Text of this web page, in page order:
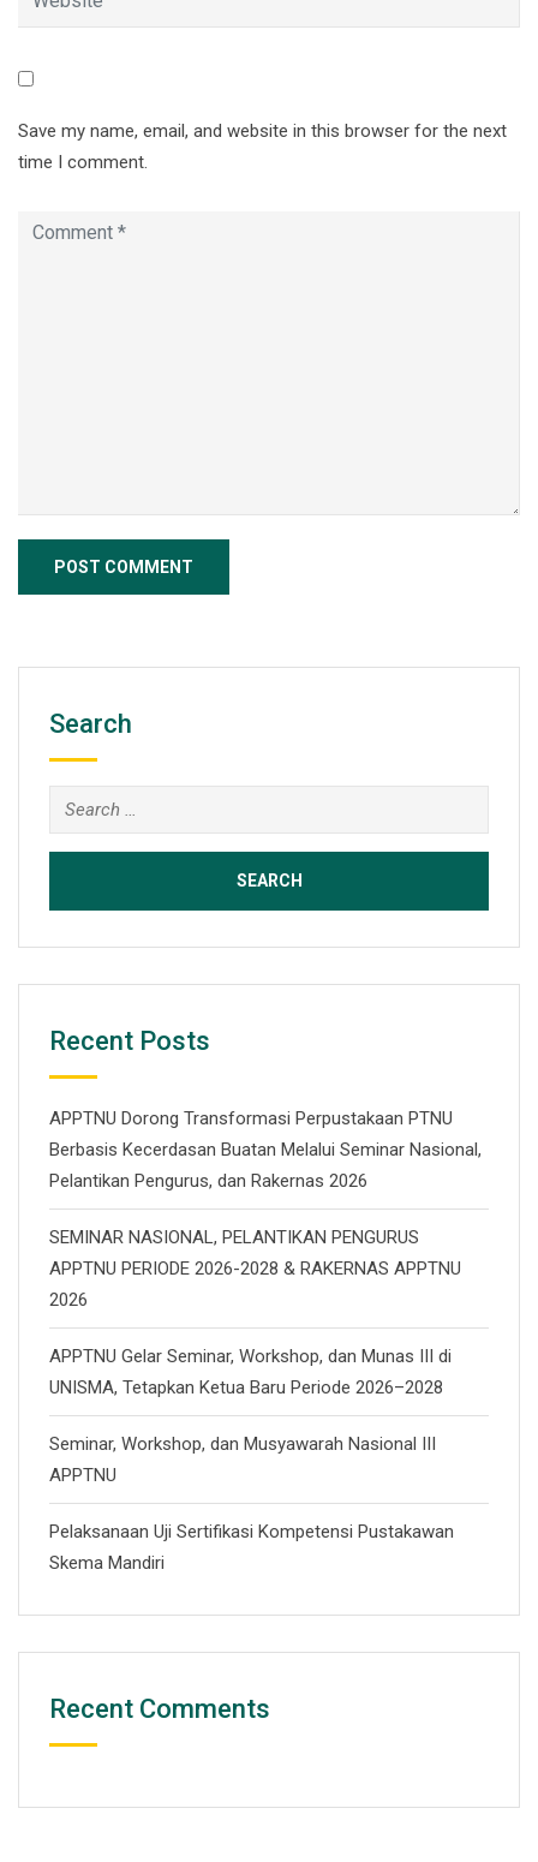
Save my name, email, and website in this browser for the next
time I comment.
Search
Search
for:
Recent Posts
APPTNU Dorong Transformasi Perpustakaan PTNU
Berbasis Kecerdasan Buatan Melalui Seminar Nasional,
Pelantikan Pengurus, dan Rakernas 2026
SEMINAR NASIONAL, PELANTIKAN PENGURUS
APPTNU PERIODE 2026-2028 & RAKERNAS APPTNU
2026
APPTNU Gelar Seminar, Workshop, dan Munas III di
UNISMA, Tetapkan Ketua Baru Periode 2026–2028
Seminar, Workshop, dan Musyawarah Nasional III
APPTNU
Pelaksanaan Uji Sertifikasi Kompetensi Pustakawan
Skema Mandiri
Recent Comments